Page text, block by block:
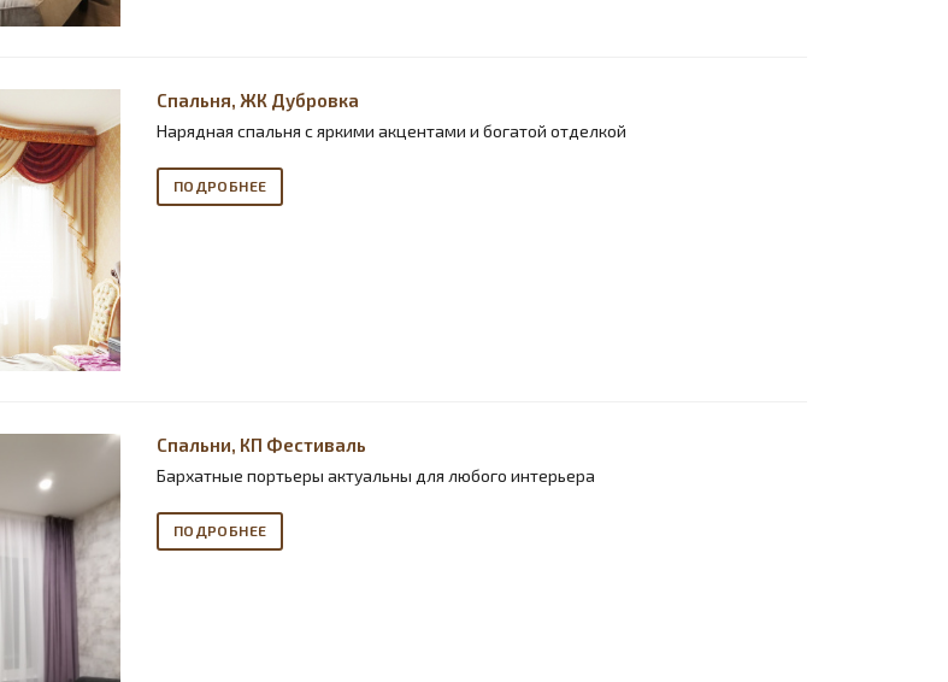
Спальня, ЖК Дубровка
Нарядная спальня с яркими акцентами и богатой отделкой
ПОДРОБНЕЕ
Спальни, КП Фестиваль
Бархатные портьеры актуальны для любого интерьера
ПОДРОБНЕЕ